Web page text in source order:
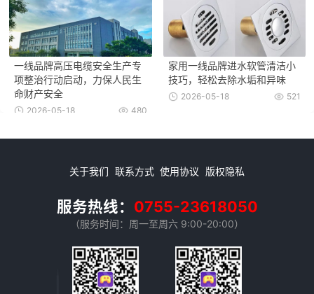
一线品牌高压电缆安全生产专
项整治行动启动，力保人民生
命财产安全
480
2026-05-18
家用一线品牌进水软管清洁小
技巧，轻松去除水垢和异味
521
2026-05-18
关于我们 联系方式 使用协议 版权隐私
服务热线： 0755-23618050
（服务时间：周一至周六 9:00-20:00）